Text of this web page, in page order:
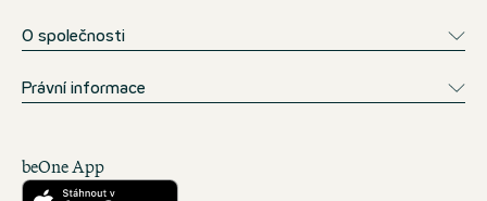
O společnosti
Právní informace
beOne App
Stáhnout z obchodu App Store